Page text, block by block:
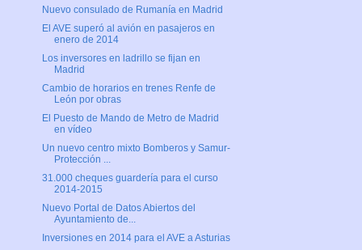
Nuevo consulado de Rumanía en Madrid
El AVE superó al avión en pasajeros en
enero de 2014
Los inversores en ladrillo se fijan en
Madrid
Cambio de horarios en trenes Renfe de
León por obras
El Puesto de Mando de Metro de Madrid
en vídeo
Un nuevo centro mixto Bomberos y Samur-
Protección ...
31.000 cheques guardería para el curso
2014-2015
Nuevo Portal de Datos Abiertos del
Ayuntamiento de...
Inversiones en 2014 para el AVE a Asturias